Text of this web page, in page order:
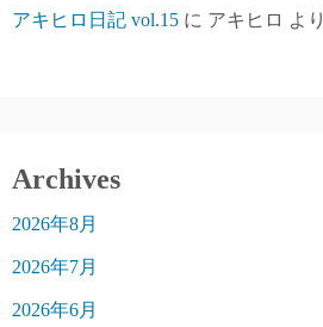
アキヒロ日記 vol.15 に アキヒロ より
Archives
2026年8月
2026年7月
2026年6月